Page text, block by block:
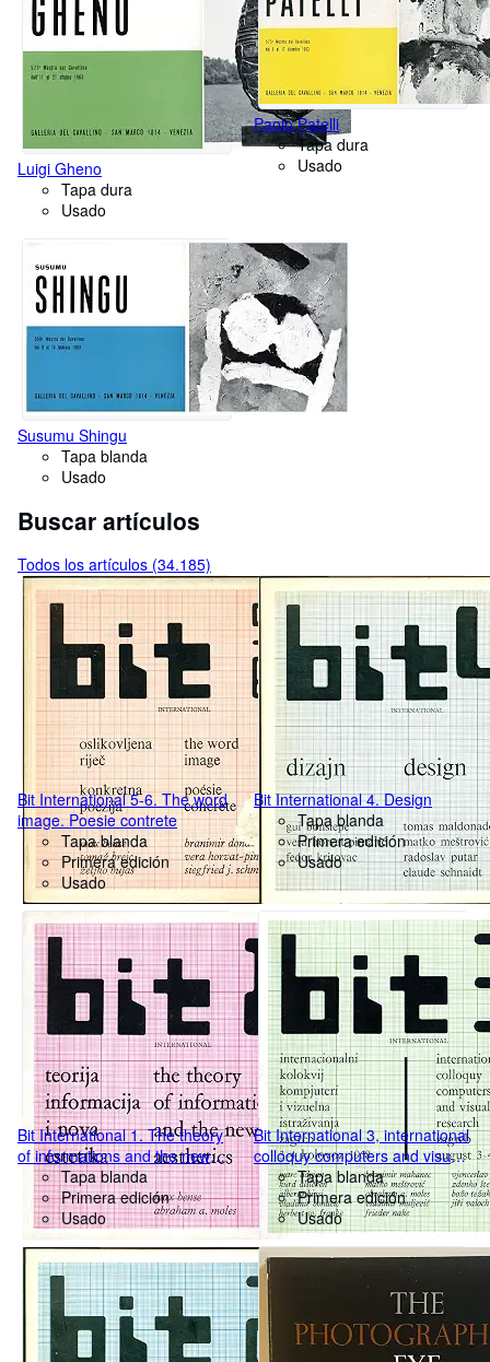
Luigi Gheno
Tapa dura
Usado
Paolo Patelli
Tapa dura
Usado
Susumu Shingu
Tapa blanda
Usado
Buscar artículos
Todos los artículos (34.185)
Bit International 5-6. The word
image. Poesie contrete
Tapa blanda
Primera edición
Usado
Bit International 4. Design
Tapa blanda
Primera edición
Usado
Bit International 1. The theory
of informations and the new
aestheticsTapa blanda
Primera edición
Usado
Bit International 3, international
colloquy computers and visual
research zagreb, august 3-4
1968
Tapa blanda
Primera edición
Usado